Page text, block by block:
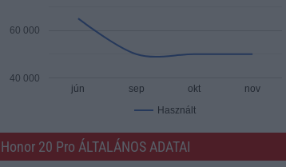
Használt
jún sep okt nov
40 000
60 000
Honor 20 Pro ÁLTALÁNOS ADATAI